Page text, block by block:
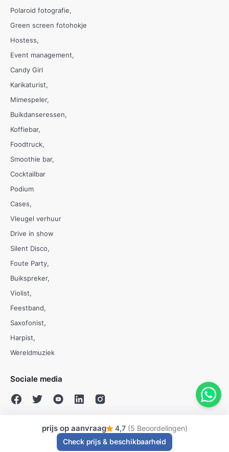
prijs op aanvraag 4,7 (5 Beoordelingen)
Check prijs & beschikbaarheid
Polaroid fotografie
Green screen fotohokje
Hostess
Event management
Candy Girl
Karikaturist
Mimespeler
Buikdanseressen
Koffiebar
Foodtruck
Smoothie bar
Cocktailbar
Podium
Cases
Vleugel verhuur
Drive in show
Silent Disco
Foute Party
Buikspreker
Violist
Feestband
Saxofonist
Harpist
Wereldmuziek
Sociale media
© Evenses 2009 - 2026